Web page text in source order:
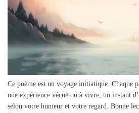
Ce poème est un voyage initiatique. Chaque
une expérience vécue ou à vivre, un instant
selon votre humeur et votre regard. Bonne